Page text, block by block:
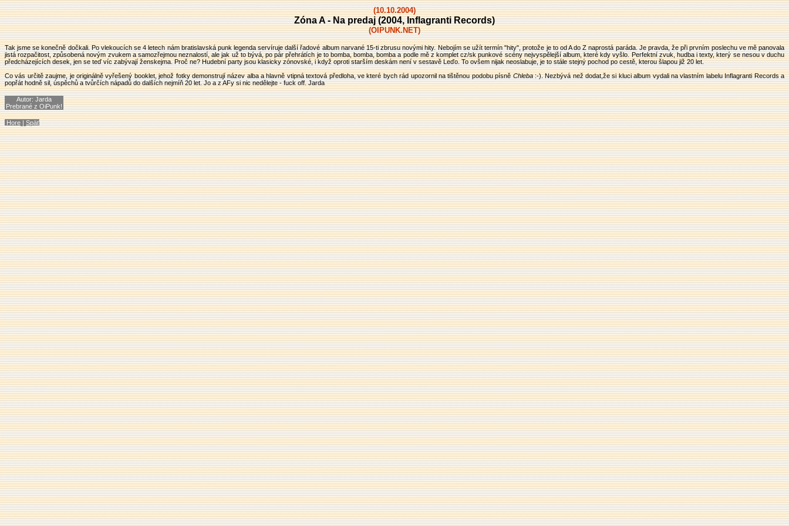
(10.10.2004)
Zóna A - Na predaj (2004, Inflagranti Records)
(OIPUNK.NET)
Tak jsme se konečně dočkali. Po vlekoucích se 4 letech nám bratislavská punk legenda servíruje další řadové album narvané 15-ti zbrusu novými hity. Nebojím se užít termín "hity", protože je to od A do Z naprostá paráda. Je pravda, že při prvním poslechu ve mě panovala
jistá rozpačitost, způsobená novým zvukem a samozřejmou neznalostí, ale jak už to bývá, po pár přehrátích je to bomba, bomba, bomba a podle mě z komplet cz/sk punkové scény nejvyspělejší album, které kdy vyšlo. Perfektní zvuk, hudba i texty, který se nesou v duchu
předcházejících desek, jen se teď víc zabývají ženskejma. Proč ne? Hudební party jsou klasicky zónovské, i když oproti starším deskám není v sestavě Leďo. To ovšem nijak neoslabuje, je to stále stejný pochod po cestě, kterou šlapou již 20 let.
Co vás určitě zaujme, je originálně vyřešený booklet, jehož fotky demonstrují název alba a hlavně vtipná textová předloha, ve které bych rád upozornil na tištěnou podobu písněChleba:-). Nezbývá než dodat,že si kluci album vydali na vlastním labelu Inflagranti Records a
popřát hodně sil, úspěchů a tvůrčích nápadů do dalších nejmíň 20 let. Jo a z AFy si nic nedělejte - fuck off.Jarda
Autor: Jarda
Prebrané z OiPunk!
Hore | Späť